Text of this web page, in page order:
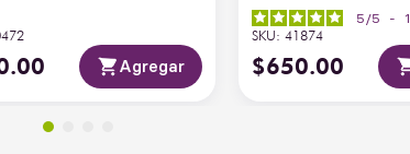
.00 Agregar
5 /5 - 1
SKU:41874
$650.00